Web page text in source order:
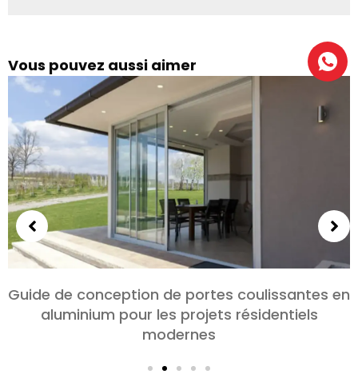
Vous pouvez aussi aimer
Choisir des portes en aluminium pour les
chambres et les salons: Confort, Style, et
confidentialité